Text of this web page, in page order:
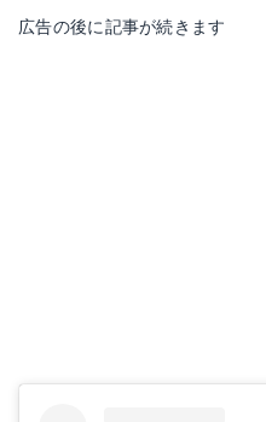
広告の後に記事が続きます